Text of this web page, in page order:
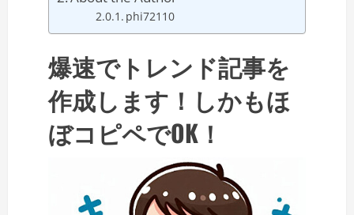
phi72110
爆速でトレンド記事を
作成します！しかもほ
ぼコピペでOK！